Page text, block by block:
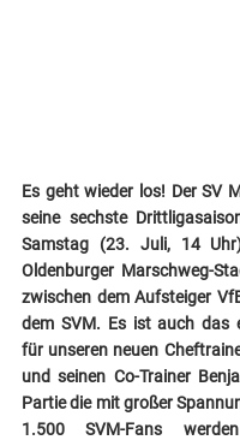
Es geht wieder los! Der SV
seine sechste
Samstag (23. Juli, 14
Oldenburger Marschweg-
zwischen dem Aufsteiger
dem SVM. Es ist auch das
für unseren neuen
und seinen Co-Trainer
Partie die mit großer
1.500 SVM-Fans